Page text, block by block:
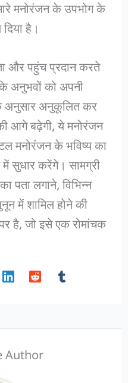
मनोरंजन के उपभोग के
है।
और पहुंच प्रदान करते
अनुभवों को अपनी
अनुसार अनुकूलित कर
आगे बढ़ेगी, ये मनोरंजन
मनोरंजन के भविष्य का
में सुधार करेंगे। सामग्री
पता लगाने, विभिन्न
में शामिल होने की
है, जो इसे एक रोमांचक
Author